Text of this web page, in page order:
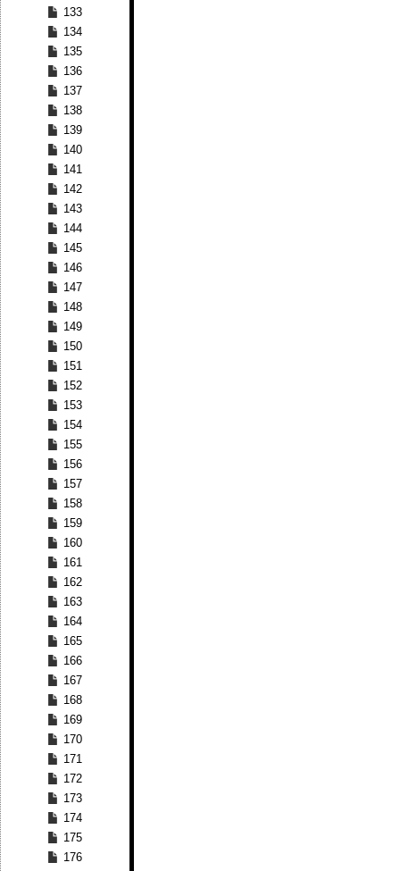
133
134
135
136
137
138
139
140
141
142
143
144
145
146
147
148
149
150
151
152
153
154
155
156
157
158
159
160
161
162
163
164
165
166
167
168
169
170
171
172
173
174
175
176